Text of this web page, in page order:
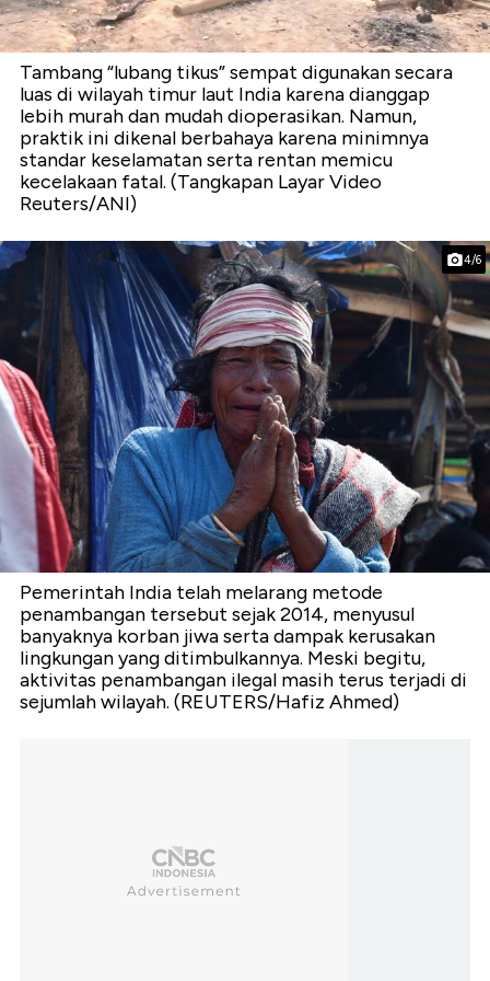
Tambang “lubang tikus” sempat digunakan secara
luas di wilayah timur laut India karena dianggap
lebih murah dan mudah dioperasikan. Namun,
praktik ini dikenal berbahaya karena minimnya
standar keselamatan serta rentan memicu
kecelakaan fatal. (Tangkapan Layar Video
Reuters/ANI)
4/6
Pemerintah India telah melarang metode
penambangan tersebut sejak 2014, menyusul
banyaknya korban jiwa serta dampak kerusakan
lingkungan yang ditimbulkannya. Meski begitu,
aktivitas penambangan ilegal masih terus terjadi di
sejumlah wilayah. (REUTERS/Hafiz Ahmed)